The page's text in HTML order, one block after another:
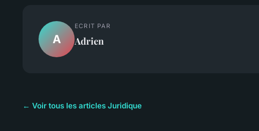
A
ECRIT PAR
Adrien
← Voir tous les articles Juridique